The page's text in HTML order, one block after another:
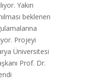
Yakın
beklenen
Projeyi
Üniversitesi
Prof. Dr.